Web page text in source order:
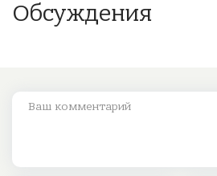
Обсуждения